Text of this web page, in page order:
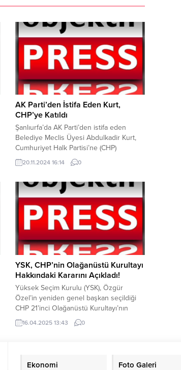
AK Parti’den İstifa Eden Kurt,
CHP’ye Katıldı
Şanlıurfa’da AK Parti’den istifa eden
Belediye Meclis Üyesi Abdulkadir Kurt,
Cumhuriyet Halk Partisi’ne (CHP)
katıldığını duyurdu. Kurt’un katılım töreni,
CHP Genel Başkan Yardımcısı Deniz
CHP İl Başkanı ve ilçe başkanlarının
katılımıyla düzenlendi. Bir süre önce
Birecik Belediye Başkanı Mehmet
Begit’in AK Parti’ye katılmasına tepki
göstererek...
20.11.2024 16:14 0
YSK, CHP’nin Olağanüstü Kurultayı
Hakkındaki Kararını Açıkladı!
Yüksek Seçim Kurulu (YSK), Özgür
Özel’in yeniden genel başkan seçildiği
CHP 21’inci Olağanüstü Kurultayı’nın
iptali talebini reddetti. CHP’li
akademisyen Kemal Çiftçi, 6 Nisan
16.04.2025 13:43 0
Ekonomi Foto Galeri